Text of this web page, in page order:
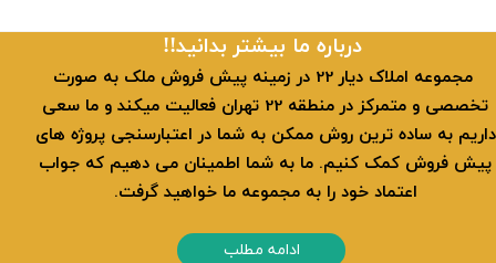
​​درباره ما بیشتر بدانید!!
​ مجموعه املاک دیار 22 در زمینه پیش فروش ملک به صورت
تخصصی و متمرکز در منطقه 22 تهران فعالیت میکند و ما سعی
داریم به ساده ترین روش ممکن به شما در اعتبارسنجی پروژه های
پیش فروش کمک کنیم. ما به شما اطمینان می دهیم که جواب
اعتماد خود را به مجموعه ما خواهید گرفت.
ادامه مطلب